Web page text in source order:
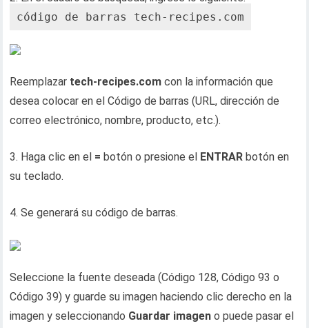
código de barras tech-recipes.com
Reemplazar tech-recipes.com con la información que
desea colocar en el Código de barras (URL, dirección de
correo electrónico, nombre, producto, etc.).
3. Haga clic en el = botón o presione el ENTRAR botón en
su teclado.
4. Se generará su código de barras.
Seleccione la fuente deseada (Código 128, Código 93 o
Código 39) y guarde su imagen haciendo clic derecho en la
imagen y seleccionando Guardar imagen o puede pasar el